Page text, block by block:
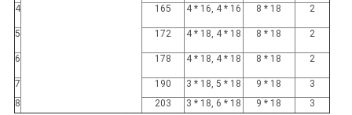
4 165 4 * 16, 4 * 16 8 * 18 2
5 172 4 * 18, 4 * 18 8 * 18 2
6 178 4 * 18, 4 * 18 8 * 18 2
7 190 3 * 18, 5 * 18 9 * 18
3
8
203 3 * 18, 6 * 18 9 * 18 3